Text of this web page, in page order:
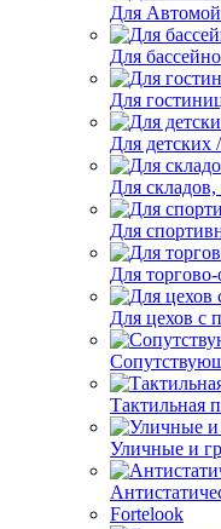
Для
Для
Для
Для детских
Для складов,
Для
Для
Для цехов с
Тактильная
Уличные и
Fortelook